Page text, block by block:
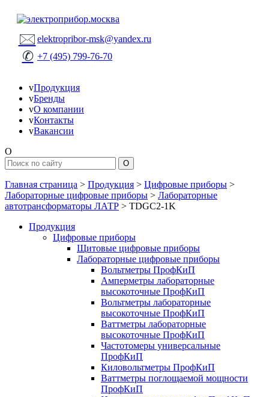
🖂 elektropribor-msk@yandex.ru
✆ +7 (495) 799-76-70
vПродукция
vБренды
vО компании
vКонтакты
vВакансии
O
Главная страница > Продукция > Цифровые приборы >
Лабораторные цифровые приборы > Лабораторные
автотрансформаторы ЛАТР > TDGC2-1K
Продукция
Цифровые приборы
Щитовые цифровые приборы
Лабораторные цифровые приборы
Вольтметры ПрофКиП
Амперметры лабораторные
высокоточные ПрофКиП
Вольтметры лабораторные
высокоточные ПрофКиП
Ваттметры лабораторные
высокоточные ПрофКиП
Частотомеры универсальные
ПрофКиП
Киловольтметры ПрофКиП
Ваттметры поглощаемой мощности
ПрофКиП